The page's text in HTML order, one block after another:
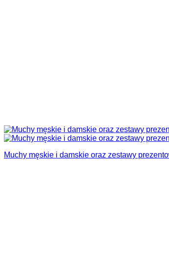
Muchy męskie i damskie oraz zestawy